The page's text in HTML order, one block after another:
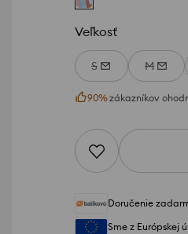
Veľkosť
S M
90%zákazníkov
Doručenie
Sme z Európskej